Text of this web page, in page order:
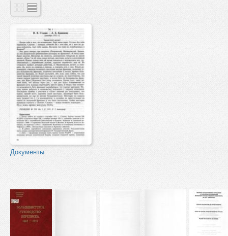
Документы